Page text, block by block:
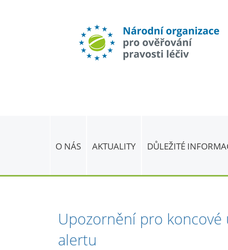
O NÁS AKTUALITY DŮLEŽITÉ
Upozornění pro koncové
alertu